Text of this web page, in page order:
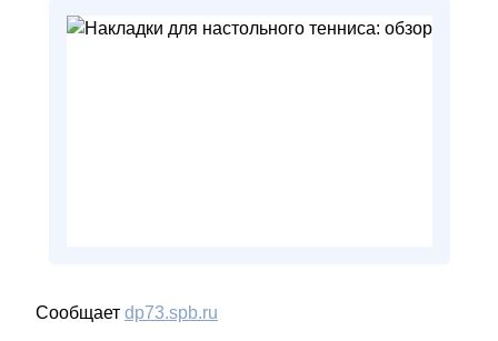
Сообщает dp73.spb.ru